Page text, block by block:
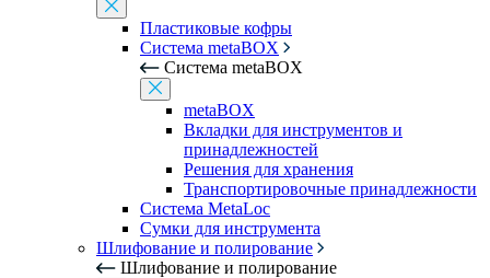
Пластиковые кофры
Система metaBOX
Система metaBOX
metaBOX
Вкладки для инструментов и
принадлежностей
Решения для хранения
Транспортировочные принадлежности
Система MetaLoc
Сумки для инструмента
Шлифование и полирование
Шлифование и полирование